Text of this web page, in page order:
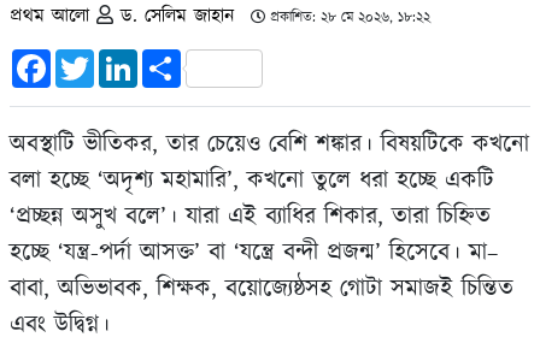
প্রথম আলো ড. সেলিম জাহান প্রকাশিত: ২৮ মে ২০২৬, ১৮:২২
FacebookTwitterLinkedInShare
অবস্থাটি ভীতিকর, তার চেয়েও বেশি শঙ্কার। বিষয়টিকে কখনো
বলা হচ্ছে ‘অদৃশ্য মহামারি’, কখনো তুলে ধরা হচ্ছে একটি
‘প্রচ্ছন্ন অসুখ বলে’। যারা এই ব‍্যাধির শিকার, তারা চিহ্নিত
হচ্ছে ‘যন্ত্র-পর্দা আসক্ত’ বা ‘যন্ত্রে বন্দী প্রজন্ম’ হিসেবে। মা–
বাবা, অভিভাবক, শিক্ষক, বয়োজ্যেষ্ঠ‍সহ গোটা সমাজই চিন্তিত
এবং উদ্বিগ্ন।